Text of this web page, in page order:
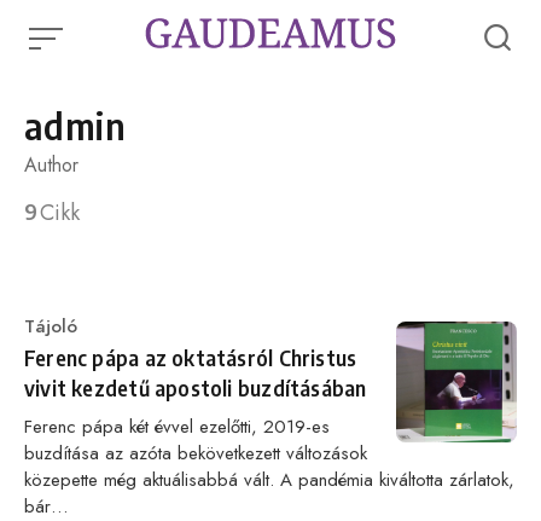
admin
Author
9Cikk
Category
Tájoló
Ferenc pápa az oktatásról Christus
vivit kezdetű apostoli buzdításában
Ferenc pápa két évvel ezelőtti, 2019-es
buzdítása az azóta bekövetkezett változások
közepette még aktuálisabbá vált. A pandémia kiváltotta zárlatok,
bár…